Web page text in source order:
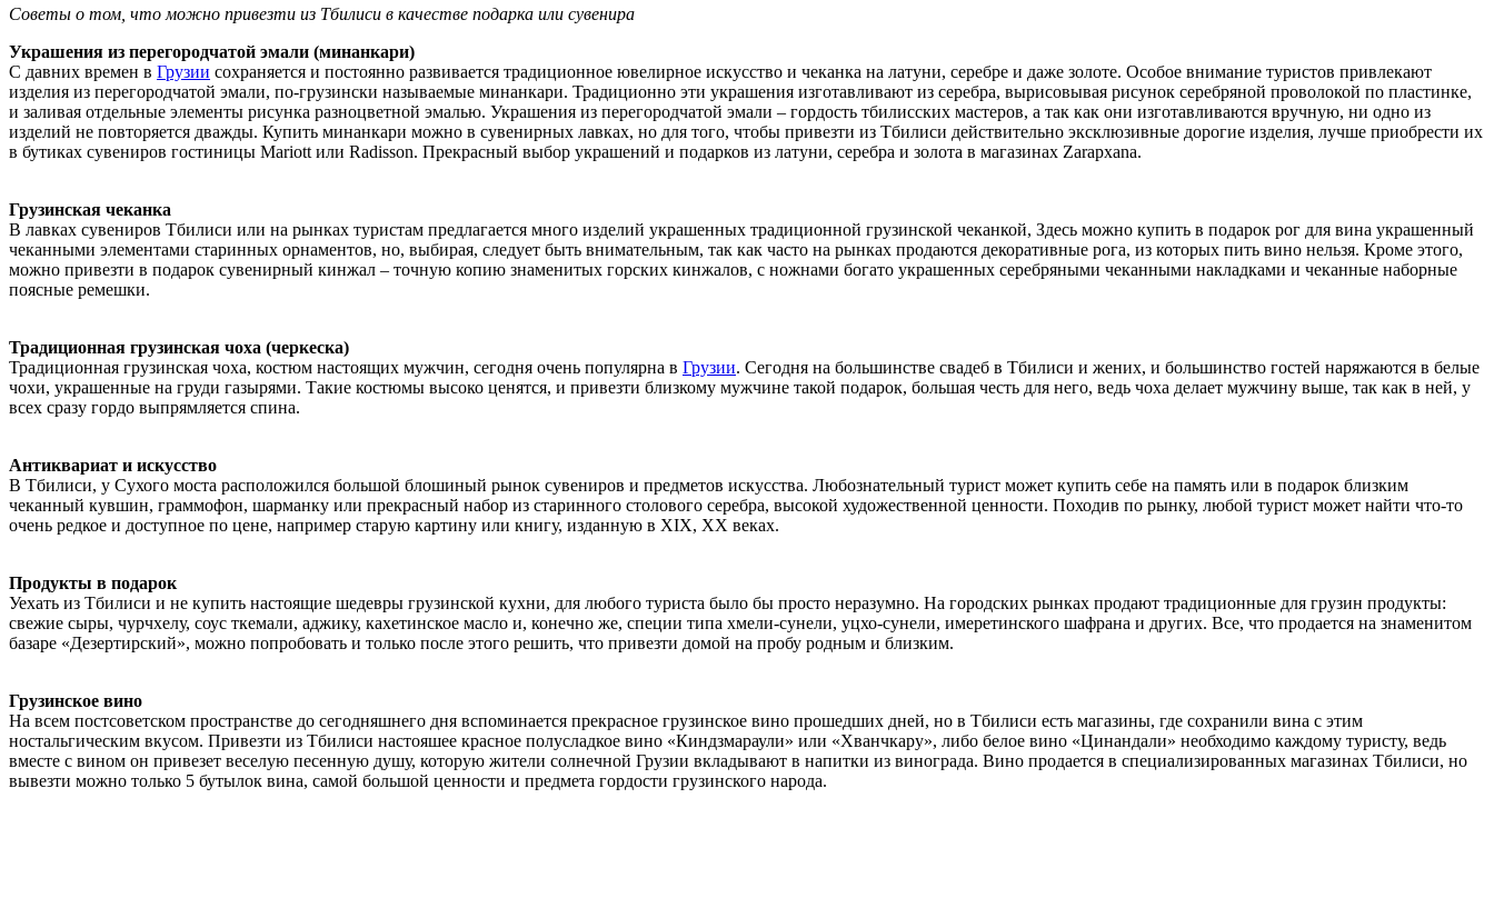
Советы о том, что можно привезти из Тбилиси в качестве подарка или сувенира
Украшения из перегородчатой эмали (минанкари)
С давних времен в Грузии сохраняется и постоянно развивается традиционное ювелирное искусство и чеканка на латуни, серебре и даже золоте. Особое внимание туристов привлекают
изделия из перегородчатой эмали, по-грузински называемые минанкари. Традиционно эти украшения изготавливают из серебра, вырисовывая рисунок серебряной проволокой по пластинке,
и заливая отдельные элементы рисунка разноцветной эмалью. Украшения из перегородчатой эмали – гордость тбилисских мастеров, а так как они изготавливаются вручную, ни одно из
изделий не повторяется дважды. Купить минанкари можно в сувенирных лавках, но для того, чтобы привезти из Тбилиси действительно эксклюзивные дорогие изделия, лучше приобрести их
в бутиках сувениров гостиницы Mariott или Radisson. Прекрасный выбор украшений и подарков из латуни, серебра и золота в магазинах Zarapxana.
Грузинская чеканка
В лавках сувениров Тбилиси или на рынках туристам предлагается много изделий украшенных традиционной грузинской чеканкой, Здесь можно купить в подарок рог для вина украшенный
чеканными элементами старинных орнаментов, но, выбирая, следует быть внимательным, так как часто на рынках продаются декоративные рога, из которых пить вино нельзя. Кроме этого,
можно привезти в подарок сувенирный кинжал – точную копию знаменитых горских кинжалов, с ножнами богато украшенных серебряными чеканными накладками и чеканные наборные
поясные ремешки.
Традиционная грузинская чоха (черкеска)
Традиционная грузинская чоха, костюм настоящих мужчин, сегодня очень популярна в Грузии. Сегодня на большинстве свадеб в Тбилиси и жених, и большинство гостей наряжаются в белые
чохи, украшенные на груди газырями. Такие костюмы высоко ценятся, и привезти близкому мужчине такой подарок, большая честь для него, ведь чоха делает мужчину выше, так как в ней, у
всех сразу гордо выпрямляется спина.
Антиквариат и искусство
В Тбилиси, у Сухого моста расположился большой блошиный рынок сувениров и предметов искусства. Любознательный турист может купить себе на память или в подарок близким
чеканный кувшин, граммофон, шарманку или прекрасный набор из старинного столового серебра, высокой художественной ценности. Походив по рынку, любой турист может найти что-то
очень редкое и доступное по цене, например старую картину или книгу, изданную в XIX, XX веках.
Продукты в подарок
Уехать из Тбилиси и не купить настоящие шедевры грузинской кухни, для любого туриста было бы просто неразумно. На городских рынках продают традиционные для грузин продукты:
свежие сыры, чурчхелу, соус ткемали, аджику, кахетинское масло и, конечно же, специи типа хмели-сунели, уцхо-сунели, имеретинского шафрана и других. Все, что продается на знаменитом
базаре «Дезертирский», можно попробовать и только после этого решить, что привезти домой на пробу родным и близким.
Грузинское вино
На всем постсоветском пространстве до сегодняшнего дня вспоминается прекрасное грузинское вино прошедших дней, но в Тбилиси есть магазины, где сохранили вина с этим
ностальгическим вкусом. Привезти из Тбилиси настояшее красное полусладкое вино «Киндзмараули» или «Хванчкару», либо белое вино «Цинандали» необходимо каждому туристу, ведь
вместе с вином он привезет веселую песенную душу, которую жители солнечной Грузии вкладывают в напитки из винограда. Вино продается в специализированных магазинах Тбилиси, но
вывезти можно только 5 бутылок вина, самой большой ценности и предмета гордости грузинского народа.